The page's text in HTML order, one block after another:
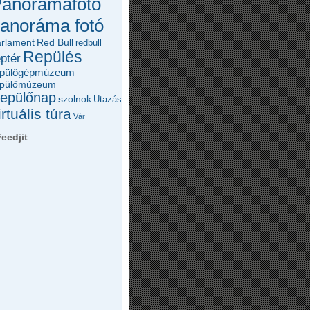
fotó
Red Bull redbull
Repülés
szolnok Utazás
túra Vár